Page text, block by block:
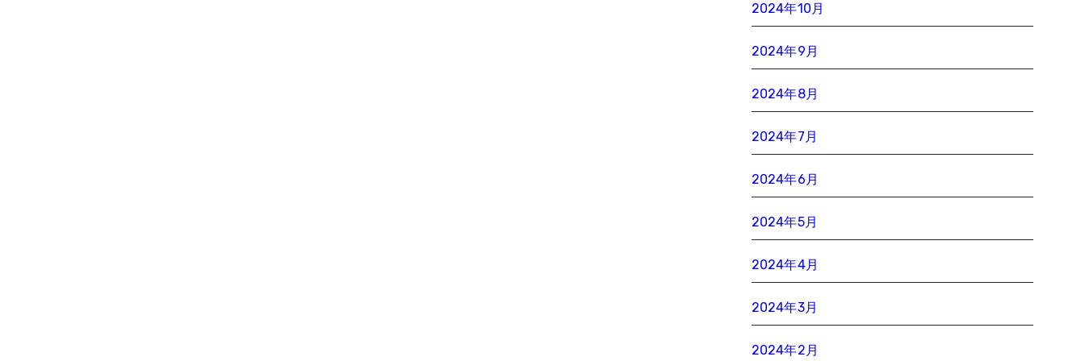
2024年10月
2024年9月
2024年8月
2024年7月
2024年6月
2024年5月
2024年4月
2024年3月
2024年2月